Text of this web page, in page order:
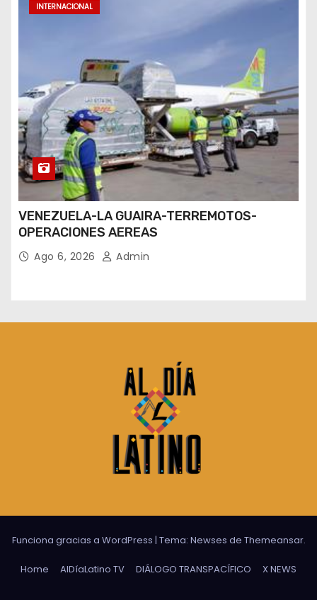
INTERNACIONAL
VENEZUELA-LA GUAIRA-TERREMOTOS-
OPERACIONES AEREAS
Ago 6, 2026 Admin
Funciona gracias a WordPress | Tema: Newses de Themeansar.
Home AlDíaLatino TV DIÁLOGO TRANSPACÍFICO X NEWS